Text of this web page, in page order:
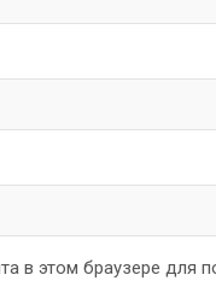
в этом браузере для